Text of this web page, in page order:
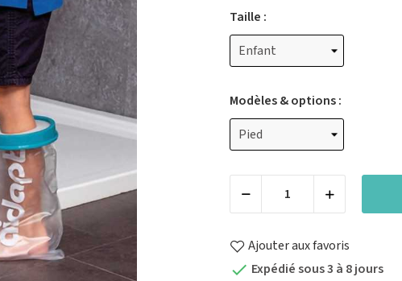
Taille :
Modèles & options :
Ajouter aux favoris
 Expédié sous 3 à 8 jours